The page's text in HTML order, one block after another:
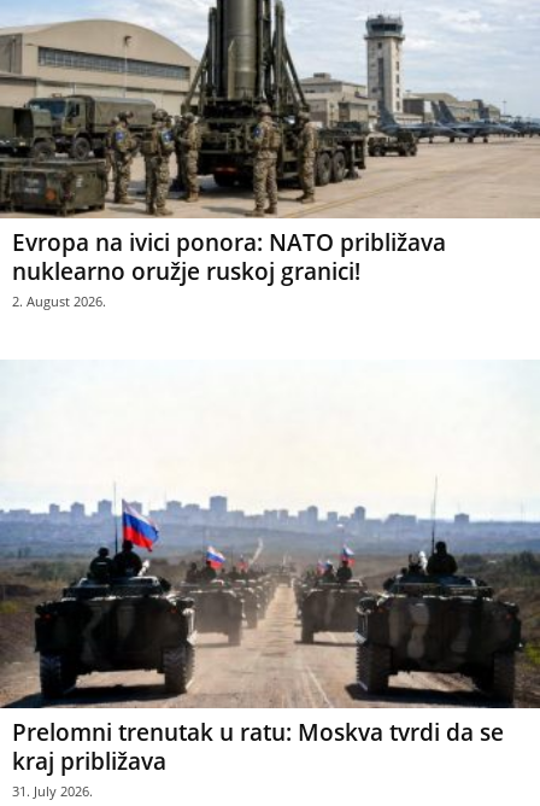
Evropa na ivici ponora: NATO približava
nuklearno oružje ruskoj granici!
2. August 2026.
Prelomni trenutak u ratu: Moskva tvrdi da se
kraj približava
31. July 2026.